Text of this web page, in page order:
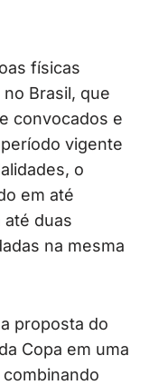
físicas
Brasil, que
convocados e
vigente
o
em até
até duas
na mesma
proposta do
Copa em uma